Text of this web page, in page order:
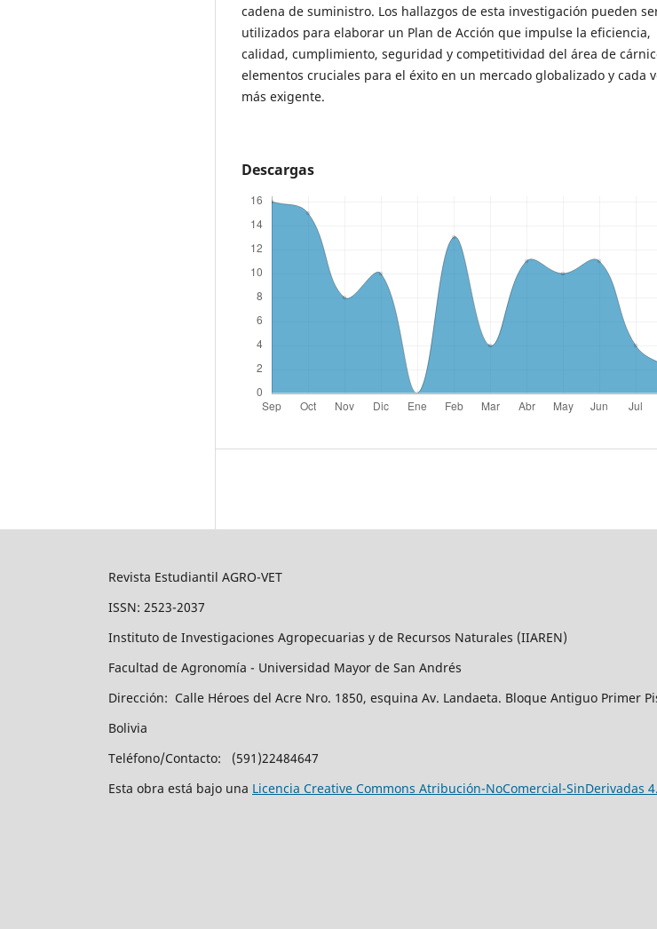
cadena de suministro. Los hallazgos de esta investigación pueden
utilizados para elaborar un Plan de Acción que impulse la eficiencia,
calidad, cumplimiento, seguridad y competitividad del área de
elementos cruciales para el éxito en un mercado globalizado y cada
más exigente.
Descargas
Revista Estudiantil AGRO-VET
ISSN: 2523-2037
Instituto de Investigaciones Agropecuarias y de Recursos Naturales (IIAREN)
Facultad de Agronomía - Universidad Mayor de San Andrés
Dirección: Calle Héroes del Acre Nro. 1850, esquina Av. Landaeta. Bloque Antiguo Primer
Bolivia
Teléfono/Contacto: (591)22484647
Esta obra está bajo una Licencia Creative Commons Atribución-NoComercial-SinDerivadas